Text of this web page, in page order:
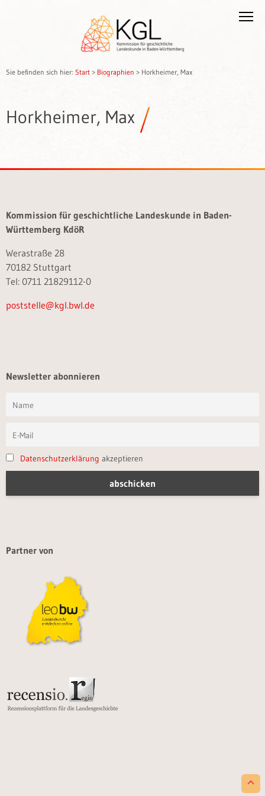
Sie befinden sich hier: Start > Biographien > Horkheimer, Max
Horkheimer, Max
Kommission für geschichtliche Landeskunde in Baden-
Württemberg KdöR
Werastraße 28
70182 Stuttgart
Tel: 0711 21829112-0
poststelle@kgl.bwl.de
Newsletter abonnieren
Datenschutzerklärung akzeptieren
Partner von